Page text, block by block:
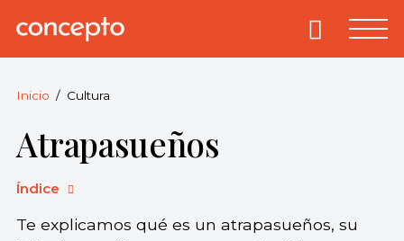
Concepto.
derechos
reservados.
Primary
Inicio Cultura
Atrapasueños
Índice
Te explicamos qué es un atrapasueños, su